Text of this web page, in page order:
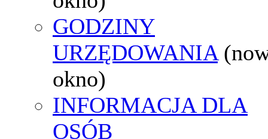
GODZINY
URZĘDOWANIA
okno)
INFORMACJA DLA
OSÓB